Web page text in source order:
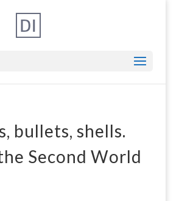
bullets, shells.
Second World